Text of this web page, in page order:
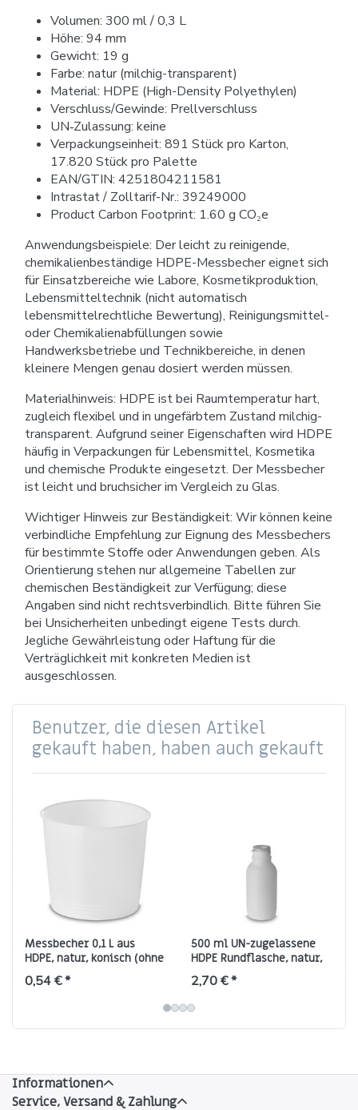
Volumen: 300 ml / 0,3 L
Höhe: 94 mm
Gewicht: 19 g
Farbe: natur (milchig-transparent)
Material: HDPE (High-Density Polyethylen)
Verschluss/Gewinde: Prellverschluss
UN‑Zulassung: keine
Verpackungseinheit: 891 Stück pro Karton,
17.820 Stück pro Palette
EAN/GTIN: 4251804211581
Intrastat / Zolltarif-Nr.: 39249000
Product Carbon Footprint: 1.60 g CO₂e
Anwendungsbeispiele: Der leicht zu reinigende,
chemikalienbeständige HDPE-Messbecher eignet sich
für Einsatzbereiche wie Labore, Kosmetikproduktion,
Lebensmitteltechnik (nicht automatisch
lebensmittelrechtliche Bewertung), Reinigungsmittel-
oder Chemikalienabfüllungen sowie
Handwerksbetriebe und Technikbereiche, in denen
kleinere Mengen genau dosiert werden müssen.
Materialhinweis: HDPE ist bei Raumtemperatur hart,
zugleich flexibel und in ungefärbtem Zustand milchig-
transparent. Aufgrund seiner Eigenschaften wird HDPE
häufig in Verpackungen für Lebensmittel, Kosmetika
und chemische Produkte eingesetzt. Der Messbecher
ist leicht und bruchsicher im Vergleich zu Glas.
Wichtiger Hinweis zur Beständigkeit: Wir können keine
verbindliche Empfehlung zur Eignung des Messbechers
für bestimmte Stoffe oder Anwendungen geben. Als
Orientierung stehen nur allgemeine Tabellen zur
chemischen Beständigkeit zur Verfügung; diese
Angaben sind nicht rechtsverbindlich. Bitte führen Sie
bei Unsicherheiten unbedingt eigene Tests durch.
Jegliche Gewährleistung oder Haftung für die
Verträglichkeit mit konkreten Medien ist
ausgeschlossen.
Benutzer, die diesen Artikel
gekauft haben, haben auch gekauft
Messbecher 0,1 L aus
HDPE, natur, konisch (ohne
Deckel)
0,54 € *
500 ml UN-zugelassene
HDPE Rundflasche, natur,
OV45, 50 g
2,70 € *
Informationen
Service, Versand & Zahlung